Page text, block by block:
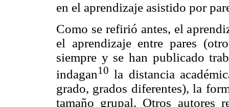
en el aprendizaje asistido por
Como se refirió antes, el
el aprendizaje entre pares
siempre y se han publicado
indagan10 la distancia
grado, grados diferentes), la
tamaño grupal. Otros autores